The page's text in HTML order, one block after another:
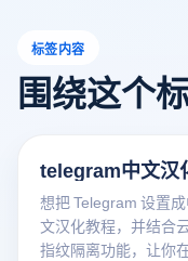
标签内容
围绕这个
telegram中文汉
想把 Telegram 设置
文汉化教程，并结合
指纹隔离功能，让你